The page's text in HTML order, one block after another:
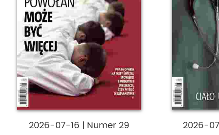
2026-07-16 | Numer 29 2026-